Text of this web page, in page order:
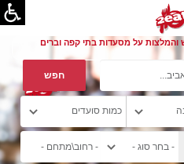
על מסעדות בתי קפה וברים